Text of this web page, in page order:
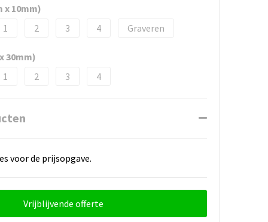
x 10mm)
1
2 3 4 Graveren
30mm)
1
2 3 4
voor de prijsopgave.
Vrijblijvende offerte